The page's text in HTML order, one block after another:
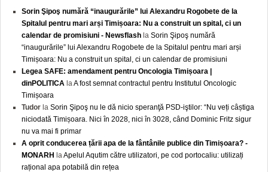
Sorin Şipoş numără “inaugurările” lui Alexandru Rogobete de la
Spitalul pentru mari arși Timișoara: Nu a construit un spital, ci un
calendar de promisiuni - Newsflash la Sorin Şipoş numără
“inaugurările” lui Alexandru Rogobete de la Spitalul pentru mari arși
Timișoara: Nu a construit un spital, ci un calendar de promisiuni
Legea SAFE: amendament pentru Oncologia Timișoara |
dinPOLITICA la A fost semnat contractul pentru Institutul Oncologic
Timișoara
Tudor la Sorin Şipoş nu le dă nicio speranţă PSD-iştilor: “Nu veți câștiga
niciodată Timișoara. Nici în 2028, nici în 3028, când Dominic Fritz sigur
nu va mai fi primar
A oprit conducerea țării apa de la fântânile publice din Timișoara? -
MONARH la Apelul Aqutim către utilizatori, pe cod portocaliu: utilizați
rațional apa potabilă din rețea